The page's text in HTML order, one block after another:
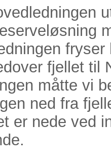
fjellet til
måtte vi
ned fra
er nede ved